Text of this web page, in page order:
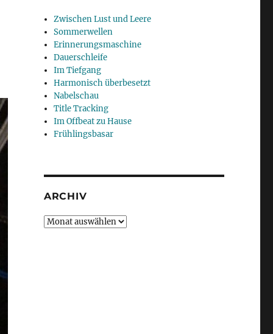
Zwischen Lust und Leere
Sommerwellen
Erinnerungsmaschine
Dauerschleife
Im Tiefgang
Harmonisch überbesetzt
Nabelschau
Title Tracking
Im Offbeat zu Hause
Frühlingsbasar
ARCHIV
Archiv